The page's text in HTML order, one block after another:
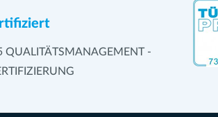
QUALITÄTSMANAGEMENT -